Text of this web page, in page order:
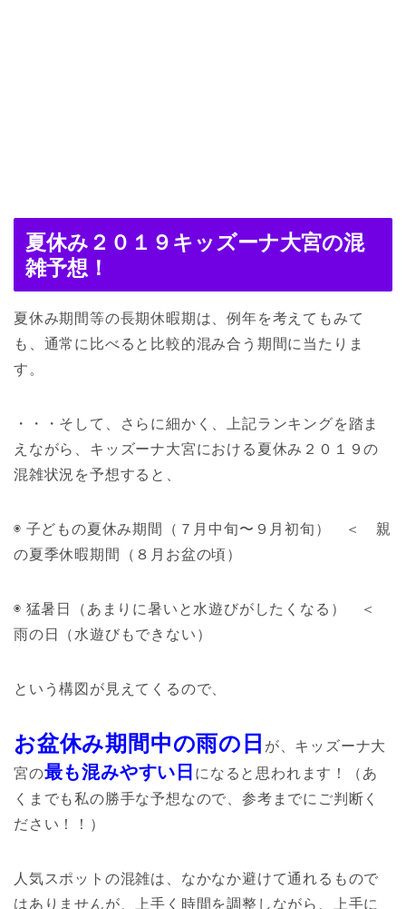
夏休み２０１９キッズーナ大宮の混
雑予想！
夏休み期間等の長期休暇期は、例年を考えてもみて
も、通常に比べると比較的混み合う期間に当たりま
す。
・・・そして、さらに細かく、上記ランキングを踏ま
えながら、キッズーナ大宮における夏休み２０１９の
混雑状況を予想すると、
◉ 子どもの夏休み期間（７月中旬〜９月初旬） ＜ 親
の夏季休暇期間（８月お盆の頃）
◉ 猛暑日（あまりに暑いと水遊びがしたくなる） ＜
雨の日（水遊びもできない）
という構図が見えてくるので、
お盆休み期間中の雨の日 が、キッズーナ大
宮の最も混みやすい日 になると思われます！（あ
くまでも私の勝手な予想なので、参考までにご判断く
ださい！！）
人気スポットの混雑は、なかなか避けて通れるもので
はありませんが、上手く時間を調整しながら、上手に